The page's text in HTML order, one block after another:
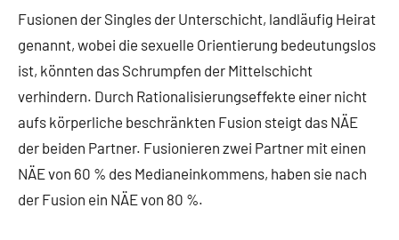
Fusionen der Singles der Unterschicht, landläufig Heirat
genannt, wobei die sexuelle Orientierung bedeutungslos
ist, könnten das Schrumpfen der Mittelschicht
verhindern. Durch Rationalisierungseffekte einer nicht
aufs körperliche beschränkten Fusion steigt das NÄE
der beiden Partner. Fusionieren zwei Partner mit einen
NÄE von 60 % des Medianeinkommens, haben sie nach
der Fusion ein NÄE von 80 %.